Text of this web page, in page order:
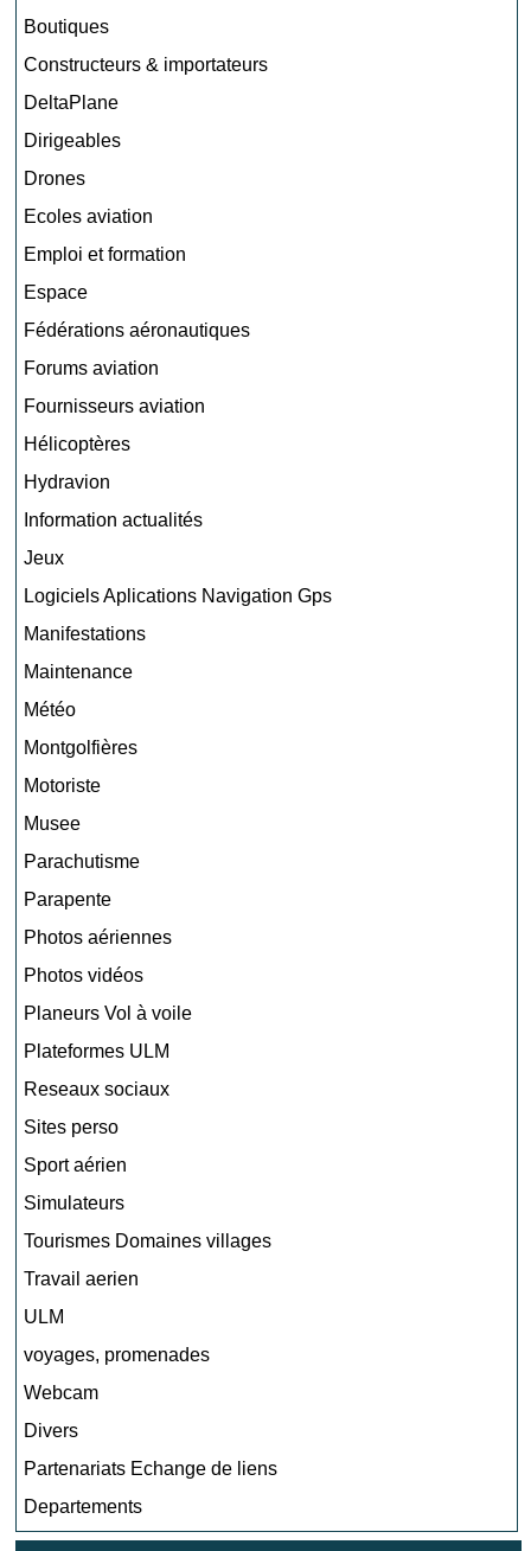
Boutiques
Constructeurs & importateurs
DeltaPlane
Dirigeables
Drones
Ecoles aviation
Emploi et formation
Espace
Fédérations aéronautiques
Forums aviation
Fournisseurs aviation
Hélicoptères
Hydravion
Information actualités
Jeux
Logiciels Aplications Navigation Gps
Manifestations
Maintenance
Météo
Montgolfières
Motoriste
Musee
Parachutisme
Parapente
Photos aériennes
Photos vidéos
Planeurs Vol à voile
Plateformes ULM
Reseaux sociaux
Sites perso
Sport aérien
Simulateurs
Tourismes Domaines villages
Travail aerien
ULM
voyages, promenades
Webcam
Divers
Partenariats Echange de liens
Departements